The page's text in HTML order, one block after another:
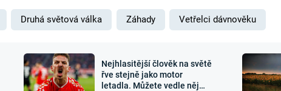
Záhady a
Zajímavosti
Druhá světová válka Záhady Vetřelci dávnověku
Nejhlasitější člověk na světě
řve stejně jako motor
letadla. Můžete vedle něj